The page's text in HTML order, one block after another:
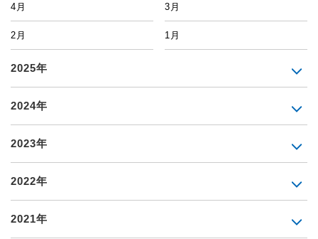
4月 3月
2月 1月
2025年
2024年
2023年
2022年
2021年